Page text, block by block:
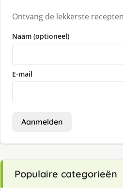
Ontvang de lekkerste
Naam (optioneel)
E-mail
Aanmelden
Populaire categorieën